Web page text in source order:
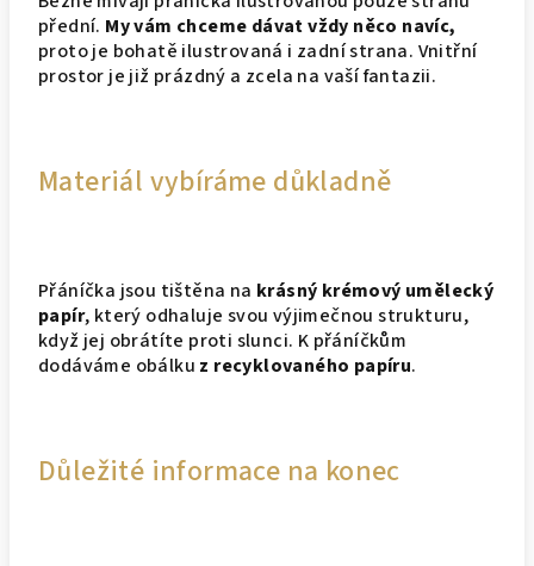
přední. My vám chceme dávat vždy něco navíc,
proto je bohatě ilustrovaná i zadní strana. Vnitřní
prostor je již prázdný a zcela na vaší fantazii.
Materiál vybíráme důkladně
Přáníčka jsou tištěna na krásný krémový umělecký
papír, který odhaluje svou výjimečnou strukturu,
když jej obrátíte proti slunci. K přáníčkům
dodáváme obálku z recyklovaného papíru.
Důležité informace na konec